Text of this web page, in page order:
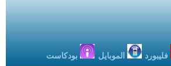
فليبورد الموبايل بودكاست